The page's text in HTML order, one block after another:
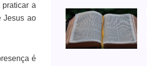
a
Jesus ao
é